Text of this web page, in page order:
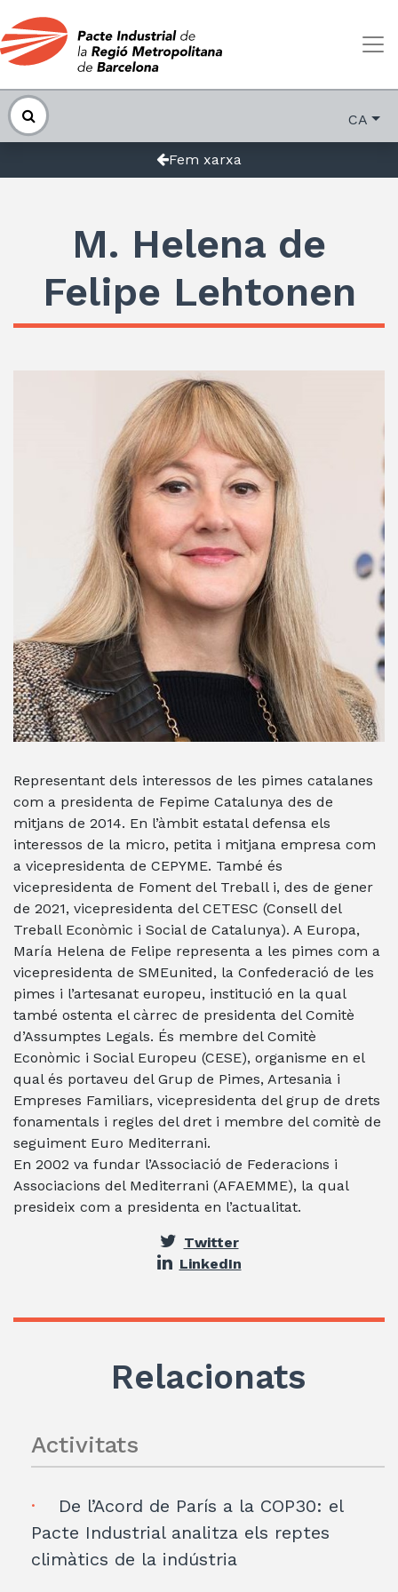
CA
Fem xarxa
M. Helena de
Felipe Lehtonen
Representant dels interessos de les pimes catalanes
com a presidenta de Fepime Catalunya des de
mitjans de 2014. En l’àmbit estatal defensa els
interessos de la micro, petita i mitjana empresa com
a vicepresidenta de CEPYME. També és
vicepresidenta de Foment del Treball i, des de gener
de 2021, vicepresidenta del CETESC (Consell del
Treball Econòmic i Social de Catalunya). A Europa,
María Helena de Felipe representa a les pimes com a
vicepresidenta de SMEunited, la Confederació de les
pimes i l’artesanat europeu, institució en la qual
també ostenta el càrrec de presidenta del Comitè
d’Assumptes Legals. És membre del Comitè
Econòmic i Social Europeu (CESE), organisme en el
qual és portaveu del Grup de Pimes, Artesania i
Empreses Familiars, vicepresidenta del grup de drets
fonamentals i regles del dret i membre del comitè de
seguiment Euro Mediterrani.
En 2002 va fundar l’Associació de Federacions i
Associacions del Mediterrani (AFAEMME), la qual
presideix com a presidenta en l’actualitat.
Twitter
LinkedIn
Relacionats
Activitats
De l’Acord de París a la COP30: el
Pacte Industrial analitza els reptes
climàtics de la indústria